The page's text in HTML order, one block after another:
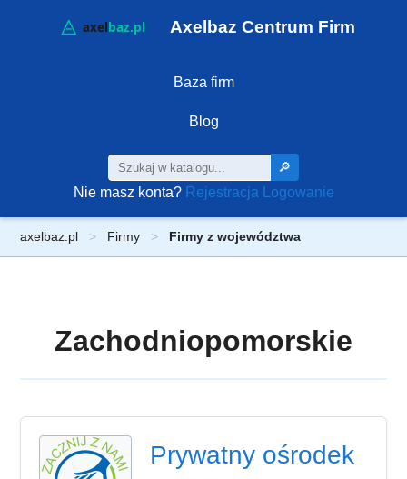
Axelbaz Centrum Firm
Baza firm
Blog
🔎
Nie masz konta? Rejestracja Logowanie
axelbaz.pl Firmy Firmy z województwa
Zachodniopomorskie
Prywatny ośrodek